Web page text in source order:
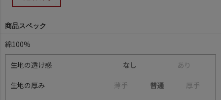
商品スペック
綿100%
生地の透け感 なし あ り
生地の厚み 薄手 普通 厚手